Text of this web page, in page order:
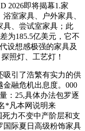
2026即将揭幕1.家
室家具、户外家具、
具、尝试室家具；此
为185.5亿美元，它不
设想感极强的家具及
照灯、工艺灯！
引了浩繁有实力的供
融危机出息度。000
：25,具体办法包罗逐
*凡本网说明来
死力不变中产阶层和支
国际夏日高级粉饰家具